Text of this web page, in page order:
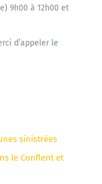
9h00 à 12h00 et
d’appeler le
sinistrées
le Conflent et